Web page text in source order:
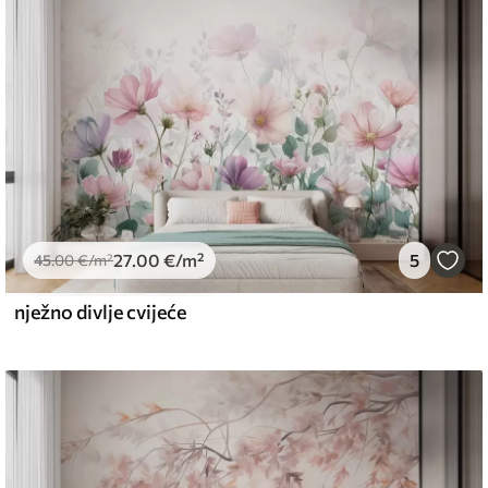
€ /m²
and Stick
49.00€/m²
45.00€/m²27 .00 €/m² 5
nježno divlje cvijeće